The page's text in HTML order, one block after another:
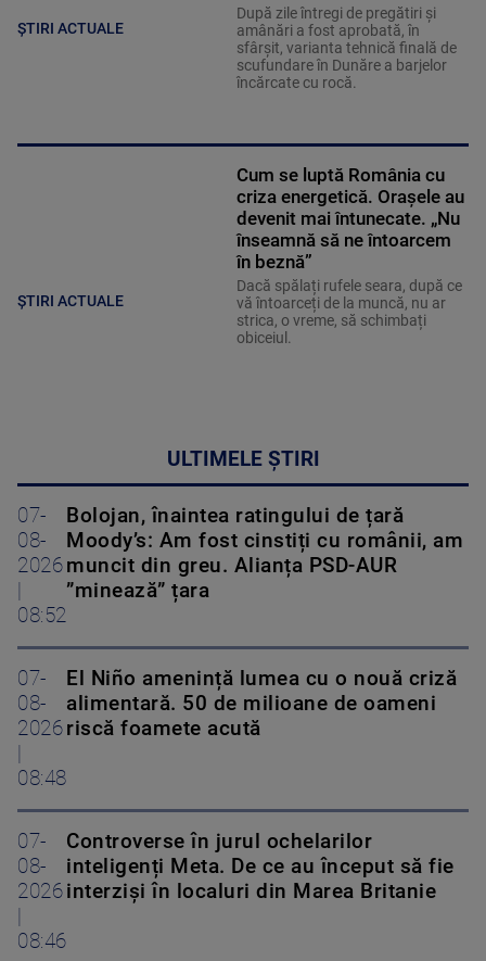
ȘTIRI ACTUALE
După zile întregi de pregătiri și
amânări a fost aprobată, în
sfârșit, varianta tehnică finală de
scufundare în Dunăre a barjelor
încărcate cu rocă.
ȘTIRI ACTUALE
Cum se luptă România cu
criza energetică. Orașele au
devenit mai întunecate. „Nu
înseamnă să ne întoarcem
în beznă”
Dacă spălați rufele seara, după ce
vă întoarceți de la muncă, nu ar
strica, o vreme, să schimbați
obiceiul.
ULTIMELE ȘTIRI
07-
08-
2026
08:52
Bolojan, înaintea ratingului de țară
Moody’s: Am fost cinstiți cu românii, am
muncit din greu. Alianța PSD-AUR
”minează” țara
07-
08-
2026
08:48
El Niño amenință lumea cu o nouă criză
alimentară. 50 de milioane de oameni
riscă foamete acută
07-
08-
2026
08:46
Controverse în jurul ochelarilor
inteligenți Meta. De ce au început să fie
interziși în localuri din Marea Britanie